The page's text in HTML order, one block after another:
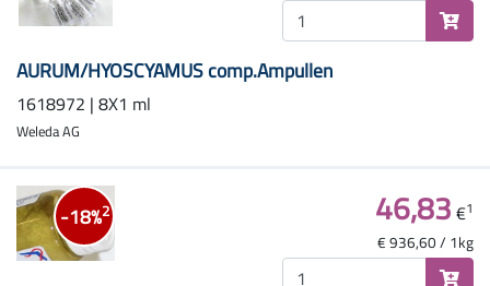
AURUM/HYOSCYAMUS comp.Ampullen
1618972 | 8X1 ml
Weleda AG
-18%2 46,83€1
€ 936,60 / 1kg